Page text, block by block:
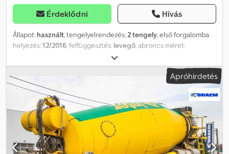
Érdeklődni Hívás
Állapot: használt, tengelyelrendezés:2 tengely, első forgalomba
helyezés:12/2016, felfüggesztés: levegő, abroncs méret:
1 300 mm
Felhasználható anyag: beton Gumiméret: 425/65R22,5 Dcsdpfx
Aouc Dcdjckok Felfüggesztés: légrugós Hajtás: kerékhajtás Saját
tömeg: 7 720 kg Terhelhetőség: 28 280 kg Megengedett
össztömeg: 36 000 kg Felépítmény márkája: DE BUF
Apróhirdetés